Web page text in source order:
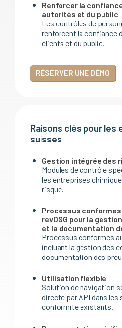
Renforcer la
autorités et du public
Les contrôles de
renforcent la confiance
clients et du public.
RÉSERVER UNE DÉMO
Raisons clés pour les
suisses
Gestion intégrée des
Modules de contrôle
les entreprises
risque.
Processus conformes
revDSG pour la
et la documentation
Processus conformes
incluant la gestion des
documentation des
Utilisation flexible
Solution de navigation
directe par API dans les
conformité existants.